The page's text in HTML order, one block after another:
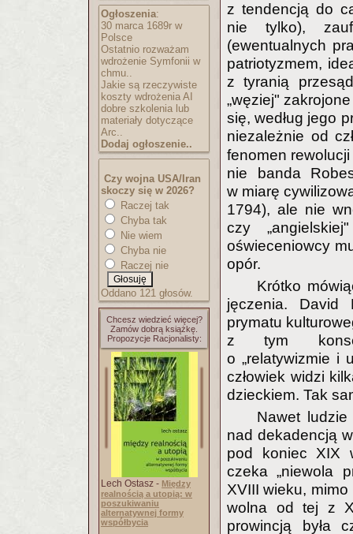
Ogłoszenia:
30 marca 1689r w
Polsce
Ostatnio rozważam
wdrożenie Symfonii w
chmu..
Jakie są rzeczywiste
koszty wdrożenia AI
dobre szkolenia lub
materiały dotyczące
Arc..
Dodaj ogłoszenie..
Czy wojna USA/Iran
skoczy się w 2026?
Raczej tak
Chyba tak
Nie wiem
Chyba nie
Raczej nie
Oddano 121 głosów.
Chcesz wiedzieć więcej?
Zamów dobrą książkę.
Propozycje Racjonalisty:
Lech Ostasz - Między
realnością a utopią: w
poszukiwaniu
alternatywnej formy
współbycia
z tendencją do
nie tylko),
(ewentualnych
patriotyzmem,
z tyranią
„węziej"
się, według jego
niezależnie od
fenomen
nie banda
w miarę
1794), ale nie
czy
oświeceniowcy
opór.
Krótko
jęczenia. David
prymatu
z tym
o „relatywizmie i
człowiek widzi
dzieckiem. Tak
Nawet
nad dekadencją
pod koniec XIX
czeka „niewola
XVIII wieku,
wolna od tej z
prowincją była